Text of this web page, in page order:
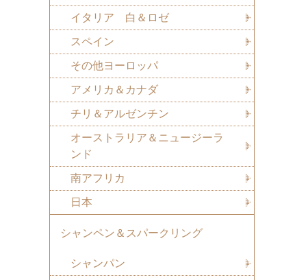
イタリア 白＆ロゼ
スペイン
その他ヨーロッパ
アメリカ＆カナダ
チリ＆アルゼンチン
オーストラリア＆ニュージーラ
ンド
南アフリカ
日本
シャンペン＆スパークリング
シャンパン